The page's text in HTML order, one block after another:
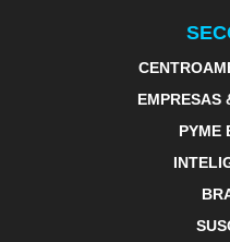
EMPRESAS
PYME